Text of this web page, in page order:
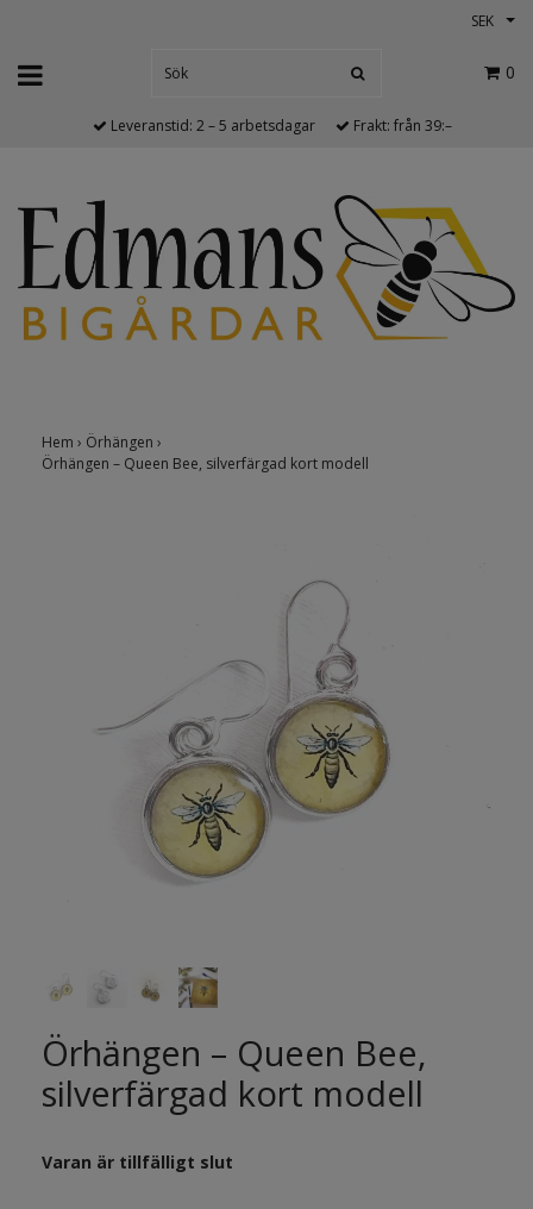
SEK
0
Leveranstid: 2 – 5 arbetsdagar Frakt: från 39:–
Hem › Örhängen ›
Örhängen – Queen Bee, silverfärgad kort modell
Örhängen – Queen Bee,
silverfärgad kort modell
Varan är tillfälligt slut